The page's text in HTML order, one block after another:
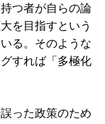
つ者が自らの論
を目指すという
る。そのような
すれば「多極化
った政策のため